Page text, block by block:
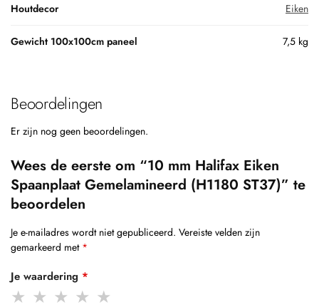
Houtdecor Eiken
Gewicht 100x100cm paneel 7,5 kg
Beoordelingen
Er zijn nog geen beoordelingen.
Wees de eerste om “10 mm Halifax Eiken
Spaanplaat Gemelamineerd (H1180 ST37)” te
beoordelen
Je e-mailadres wordt niet gepubliceerd. Vereiste velden zijn
gemarkeerd met *
Je waardering *